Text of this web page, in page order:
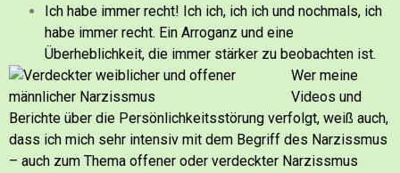
Ich habe immer recht! Ich ich, ich ich und nochmals, ich
habe immer recht. Ein Arroganz und eine
Überheblichkeit, die immer stärker zu beobachten ist.
Wer meine
Videos und
Berichte über die Persönlichkeitsstörung verfolgt, weiß auch,
dass ich mich sehr intensiv mit dem Begriff des Narzissmus
– auch zum Thema offener oder verdeckter Narzissmus